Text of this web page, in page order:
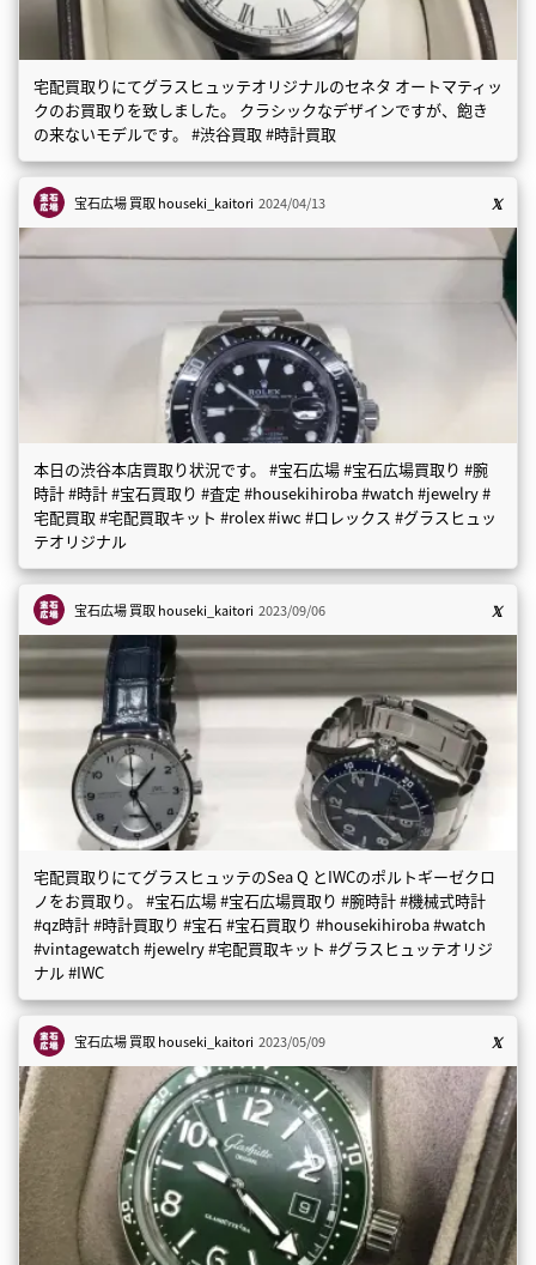
宅配買取りにてグラスヒュッテオリジナルのセネタ オートマティッ
クのお買取りを致しました。 クラシックなデザインですが、飽き
の来ないモデルです。 #渋谷買取 #時計買取
宝石広場 買取houseki_kaitori 2024/04/13
本日の渋谷本店買取り状況です。 #宝石広場 #宝石広場買取り #腕
時計 #時計 #宝石買取り #査定 #housekihiroba #watch #jewelry #
宅配買取 #宅配買取キット #rolex #iwc #ロレックス #グラスヒュッ
テオリジナル
宝石広場 買取houseki_kaitori 2023/09/06
宅配買取りにてグラスヒュッテのSea Q とIWCのポルトギーゼクロ
ノをお買取り。 #宝石広場 #宝石広場買取り #腕時計 #機械式時計
#qz時計 #時計買取り #宝石 #宝石買取り #housekihiroba #watch
#vintagewatch #jewelry #宅配買取キット #グラスヒュッテオリジ
ナル #IWC
宝石広場 買取houseki_kaitori 2023/05/09